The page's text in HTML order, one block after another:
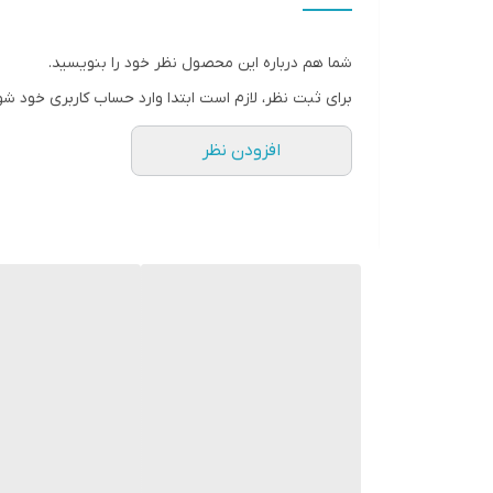
شما هم درباره این محصول نظر خود را بنویسید.
برای ثبت نظر، لازم است ابتدا وارد حساب کاربری خود
افزودن نظر